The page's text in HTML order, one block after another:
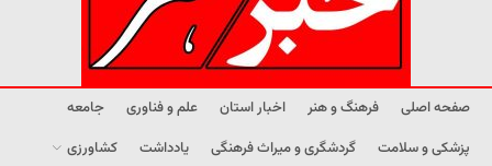
صفحه اصلی فرهنگ و هنر اخبار استان علم و فناوری
جامعه
پزشکی و سلامت
گردشگری و میراث فرهنگی یادداشت
کشاورزی